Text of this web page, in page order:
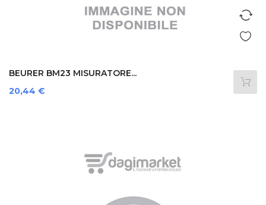
BEURER BM23 MISURATORE...
Prezzo
20,44 €